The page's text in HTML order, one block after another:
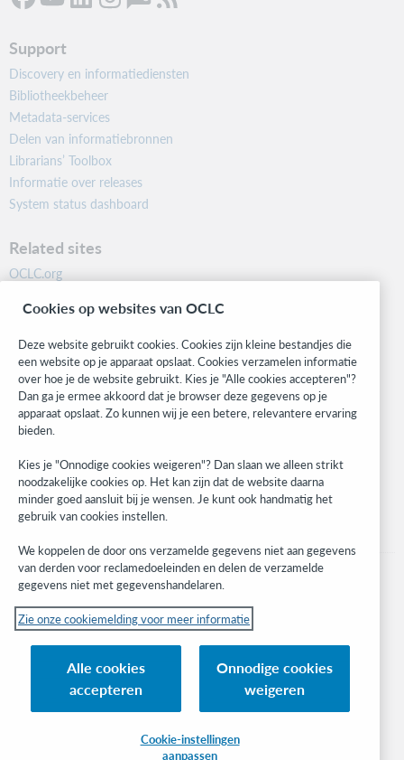
Support
Discovery en informatiediensten
Bibliotheekbeheer
Metadata-services
Delen van informatiebronnen
Librarians’ Toolbox
Informatie over releases
System status dashboard
Related sites
OCLC.org
Community
Research
WebJunction
Developer Network
Stay in the know.
Get the latest product updates, research, events, and much more—
right to your inbox.
Subscribe now
© 2023 OCLC
Inc. en buitenlandse filialen
Cookiemelding Lijst met cookies en cookie-instellingen Privacybeleid
Cookies op websites van OCLC
Deze website gebruikt cookies. Cookies zijn kleine bestandjes die
een website op je apparaat opslaat. Cookies verzamelen informatie
over hoe je de website gebruikt. Kies je "Alle cookies accepteren"?
Dan ga je ermee akkoord dat je browser deze gegevens op je
apparaat opslaat. Zo kunnen wij je een betere, relevantere ervaring
bieden.
Kies je "Onnodige cookies weigeren"? Dan slaan we alleen strikt
noodzakelijke cookies op. Het kan zijn dat de website daarna
minder goed aansluit bij je wensen. Je kunt ook handmatig het
gebruik van cookies instellen.
We koppelen de door ons verzamelde gegevens niet aan gegevens
van derden voor reclamedoeleinden en delen de verzamelde
gegevens niet met gegevenshandelaren.
Zie onze cookiemelding voor meer informatie
Alle cookies
accepteren
Onnodige cookies
weigeren
Cookie-instellingen
aanpassen